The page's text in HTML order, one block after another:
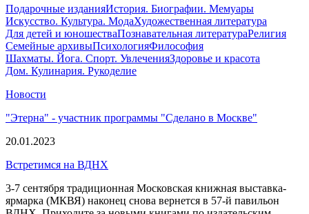
Подарочные изданияИстория. Биографии. Мемуары
Искусство. Культура. МодаХудожественная литература
Для детей и юношестваПознавательная литератураРелигия
Семейные архивыПсихологияФилософия
Шахматы. Йога. Спорт. УвлеченияЗдоровье и красота
Дом. Кулинария. Рукоделие
Новости
"Этерна" - участник программы "Сделано в Москве"
20.01.2023
Встретимся на ВДНХ
3-7 сентября традиционная Московская книжная выставка-
ярмарка (МКВЯ) наконец снова вернется в 57-й павильон